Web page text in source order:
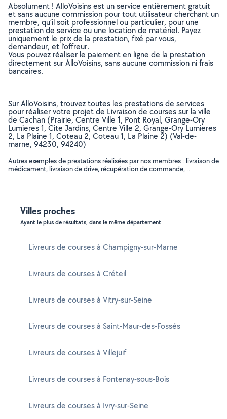
Absolument ! AlloVoisins est un service entièrement gratuit
et sans aucune commission pour tout utilisateur cherchant un
membre, qu’il soit professionnel ou particulier, pour une
prestation de service ou une location de matériel. Payez
uniquement le prix de la prestation, fixé par vous,
demandeur, et l’offreur.
Vous pouvez réaliser le paiement en ligne de la prestation
directement sur AlloVoisins, sans aucune commission ni frais
bancaires.
Sur AlloVoisins, trouvez toutes les prestations de services
pour réaliser votre projet de Livraison de courses sur la ville
de Cachan (Prairie, Centre Ville 1, Pont Royal, Grange-Ory
Lumieres 1, Cite Jardins, Centre Ville 2, Grange-Ory Lumieres
2, La Plaine 1, Coteau 2, Coteau 1, La Plaine 2) (Val-de-
marne, 94230, 94240)
Autres exemples de prestations réalisées par nos membres : livraison de
médicament, livraison de drive, récupération de commande, ..
Villes proches
Ayant le plus de résultats, dans le même département
Livreurs de courses à Champigny-sur-Marne
Livreurs de courses à Créteil
Livreurs de courses à Vitry-sur-Seine
Livreurs de courses à Saint-Maur-des-Fossés
Livreurs de courses à Villejuif
Livreurs de courses à Fontenay-sous-Bois
Livreurs de courses à Ivry-sur-Seine